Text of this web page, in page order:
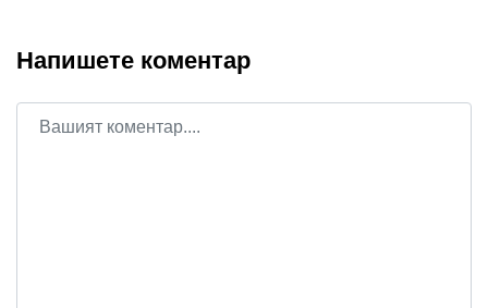
Напишете коментар